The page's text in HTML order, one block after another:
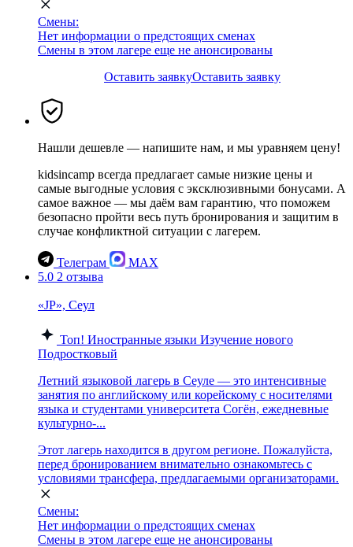
Смены:
Нет информации о предстоящих сменах
Смены в этом лагере еще не анонсированы
Оставить заявкуОставить заявку
Нашли дешевле — напишите нам, и мы уравняем цену!
kidsincamp всегда предлагает самые низкие цены и
самые выгодные условия с эксклюзивными бонусами. А
самое важное — мы даём вам гарантию, что поможем
безопасно пройти весь путь бронирования и защитим в
случае конфликтной ситуации с лагерем.
Телеграм
MAX
5.0 2 отзыва
«JP», Сеул
Топ! Иностранные языки Изучение нового
Подростковый
Летний языковой лагерь в Сеуле — это интенсивные
занятия по английскому или корейскому с носителями
языка и студентами университета Согён, ежедневные
культурно-...
Этот лагерь находится в другом регионе. Пожалуйста,
перед бронированием внимательно ознакомьтесь с
условиями трансфера, предлагаемыми организаторами.
Смены:
Нет информации о предстоящих сменах
Смены в этом лагере еще не анонсированы